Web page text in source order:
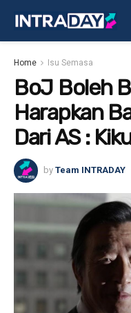
Home Isu Semasa
BoJ Boleh
Harapkan
Dari AS :
by Team INTRADAY